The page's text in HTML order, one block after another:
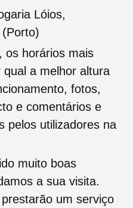
Lóios,
os horários mais
a melhor altura
fotos,
e comentários e
pelos utilizadores na
muito boas
a sua visita.
um serviço